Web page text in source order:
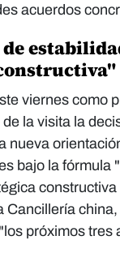
acuerdos
viernes como
la visita la
nueva
bajo la fórmula
Cancillería china,
próximos tres